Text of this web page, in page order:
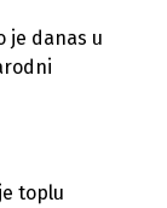
je danas u
toplu